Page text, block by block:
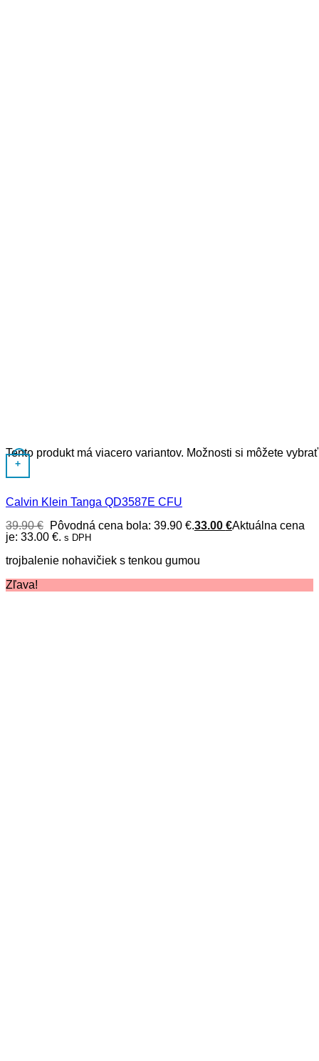
+
Tento produkt má viacero variantov. Možnosti si môžete
Calvin Klein Tanga QD3587E CFU
39.90€ Pôvodná cena bola: 39.90 €.33.00 €Aktuálna cena
je: 33.00 €. s DPH
trojbalenie nohavičiek s tenkou gumou
Zľava!